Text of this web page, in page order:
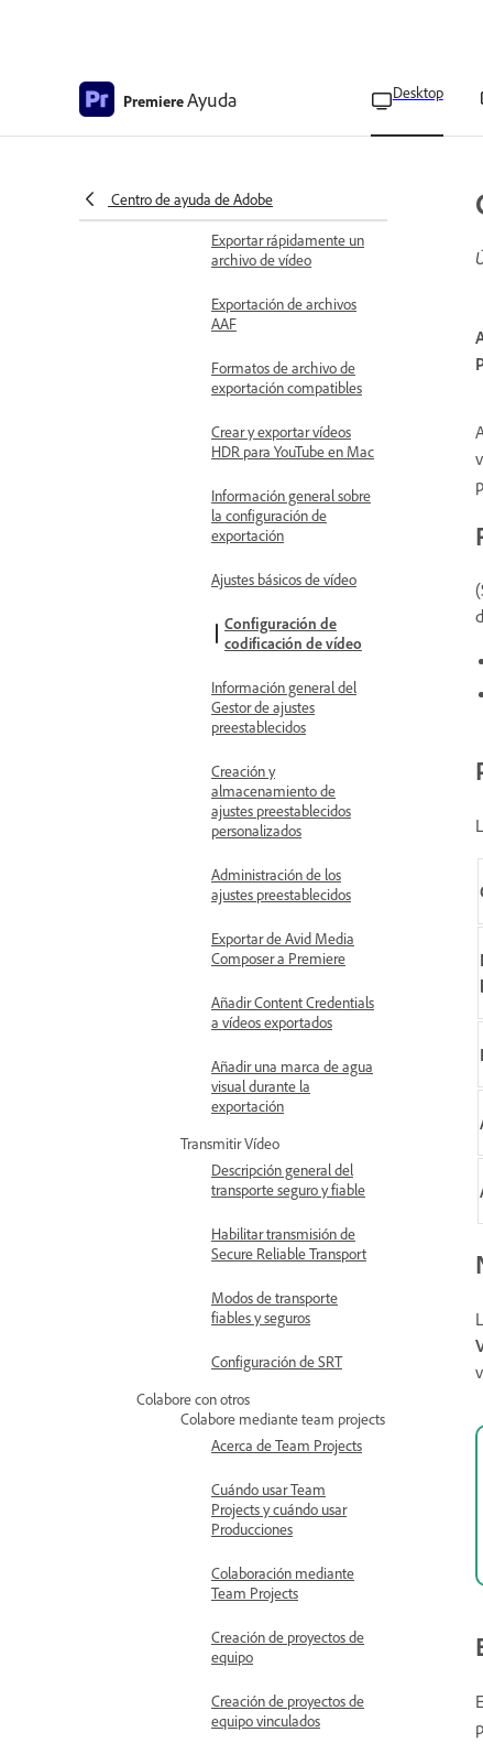
PremiereAyuda Desktop
Centro de ayuda de Adobe
Exportar archivos OMF
para Pro Tools
OMF para Pro Tools
Exportar rápidamente un
archivo de vídeo
Exportación de archivos
AAF
Formatos de archivo de
exportación compatibles
Crear y exportar vídeos
HDR para YouTube en Mac
Información general sobre
la configuración de
exportación
Ajustes básicos de vídeo
Configuración de
codificación de vídeo
Información general del
Gestor de ajustes
preestablecidos
Creación y
almacenamiento de
ajustes preestablecidos
personalizados
Administración de los
ajustes preestablecidos
Exportar de Avid Media
Composer a Premiere
Añadir Content Credentials
a vídeos exportados
Añadir una marca de agua
visual durante la
exportación
Transmitir Vídeo
Descripción general del
transporte seguro y fiable
Habilitar transmisión de
Secure Reliable Transport
Modos de transporte
fiables y seguros
Configuración de SRT
Colabore con otros
Colabore mediante team projects
Acerca de Team Projects
Cuándo usar Team
Projects y cuándo usar
Producciones
Colaboración mediante
Team Projects
Creación de proyectos de
equipo
Creación de proyectos de
equipo vinculados